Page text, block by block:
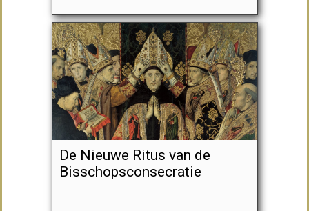
De Nieuwe Ritus van de
Bisschopsconsecratie